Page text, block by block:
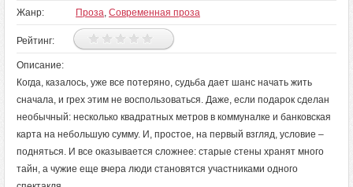
Жанр: Проза, Современная проза
Рейтинг:
Описание:
Когда, казалось, уже все потеряно, судьба дает шанс начать жить
сначала, и грех этим не воспользоваться. Даже, если подарок сделан
необычный: несколько квадратных метров в коммуналке и банковская
карта на небольшую сумму. И, простое, на первый взгляд, условие –
подняться. И все оказывается сложнее: старые стены хранят много
тайн, а чужие еще вчера люди становятся участниками одного